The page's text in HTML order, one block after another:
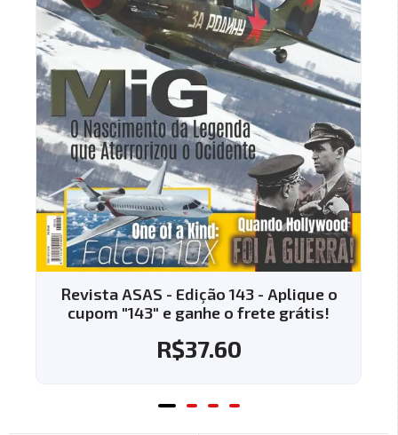
Revista ASAS - Edição 143 - Aplique o
cupom "143" e ganhe o frete grátis!
R$37.60